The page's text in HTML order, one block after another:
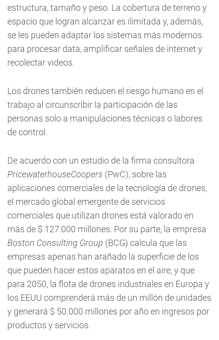
estructura, tamaño y peso. La cobertura de terreno y
espacio que logran alcanzar es ilimitada y, además,
se les pueden adaptar los sistemas más modernos
para procesar data, amplificar señales de internet y
recolectar videos.
Los drones también reducen el riesgo humano en el
trabajo al circunscribir la participación de las
personas solo a manipulaciones técnicas o labores
de control.
De acuerdo con un estudio de la firma consultora
PricewaterhouseCoopers (PwC), sobre las
aplicaciones comerciales de la tecnología de drones,
el mercado global emergente de servicios
comerciales que utilizan drones está valorado en
más de $ 127.000 millones. Por su parte, la empresa
Boston Consulting Group (BCG) calcula que las
empresas apenas han arañado la superficie de los
que pueden hacer estos aparatos en el aire, y que
para 2050, la flota de drones industriales en Europa y
los EEUU comprenderá más de un millón de unidades
y generará $ 50.000 millones por año en ingresos por
productos y servicios.